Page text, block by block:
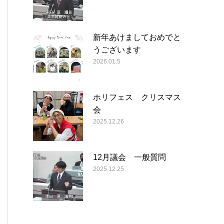
新年あけましておめでと
うございます
2026.01.5
ホリフェス クリスマス
会
2025.12.26
12月議会 一般質問
2025.12.25